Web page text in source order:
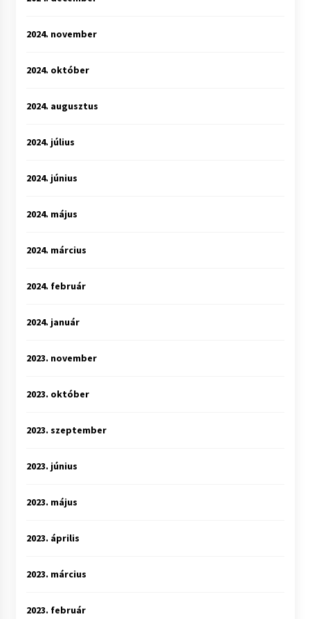
2024. november
2024. október
2024. augusztus
2024. július
2024. június
2024. május
2024. március
2024. február
2024. január
2023. november
2023. október
2023. szeptember
2023. június
2023. május
2023. április
2023. március
2023. február